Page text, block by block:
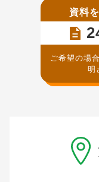
資料
ご希望の場
明